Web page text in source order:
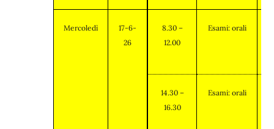
Mercoledì
17-6-
26
8.30 –
12.00
Esami: orali
14.30 –
16.30
Esami: orali